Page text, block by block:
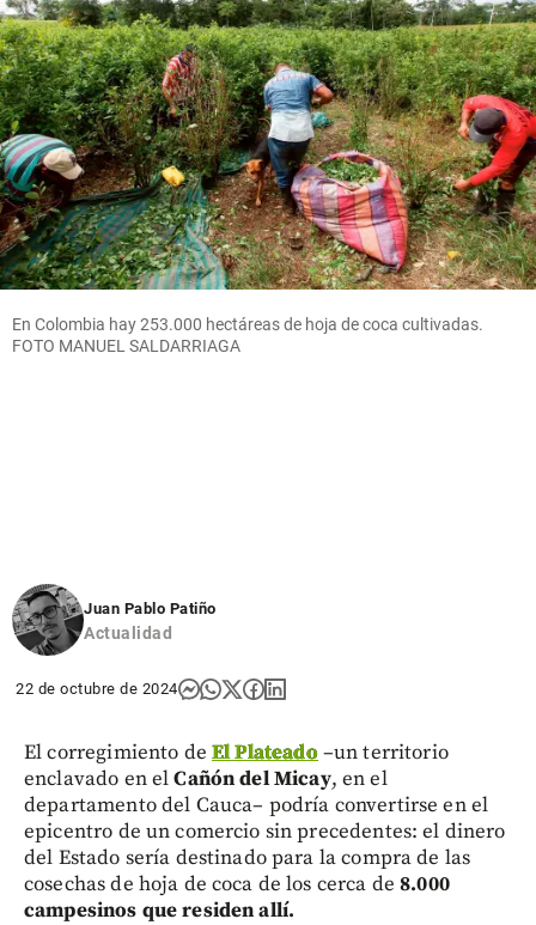
En Colombia hay 253.000 hectáreas de hoja de coca cultivadas.
FOTO MANUEL SALDARRIAGA
Juan Pablo Patiño
Actualidad
22 de octubre de 2024
El corregimiento de El Plateado–un territorio
enclavado en elCañón del Micay, en el
departamento del Cauca– podría convertirse en el
epicentro de un comercio sin precedentes: el dinero
del Estado sería destinado para la compra de las
cosechas de hoja de coca de los cerca de8.000
campesinos que residen allí.